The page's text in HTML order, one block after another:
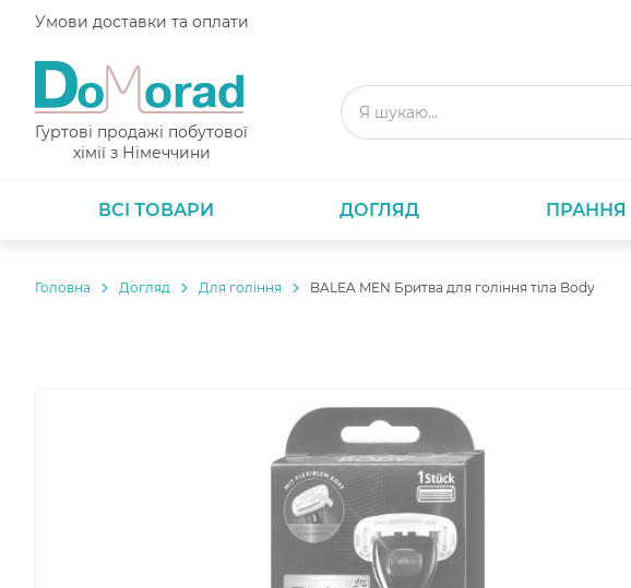
Умови доставки та оплати
Гуртові продажі побутової
хімії з Німеччини
ВСІ ТОВАРИ ДОГЛЯД ПРАННЯ
Головнa Догляд Для гоління BALEA MEN Бритва для гоління тіла Body